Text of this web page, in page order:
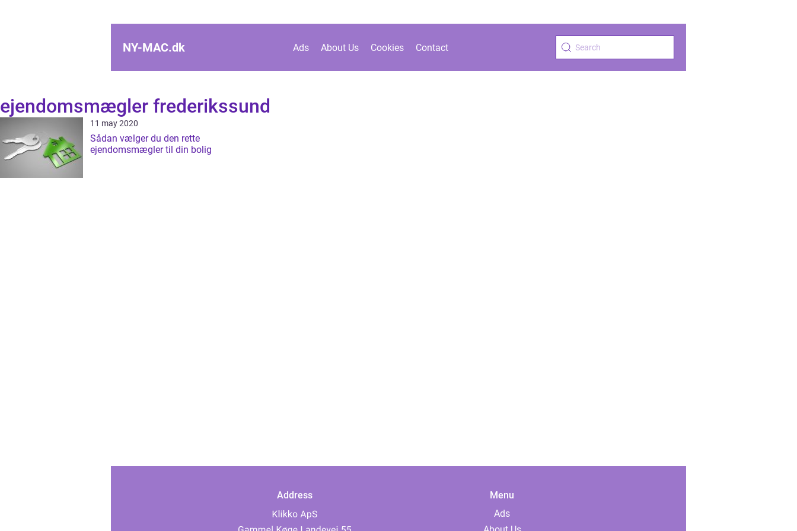
NY-MAC.dk Ads About Us Cookies Contact
ejendomsmægler frederikssund
11 may 2020
Sådan vælger du den rette
ejendomsmægler til din bolig
Address
Menu
Ads